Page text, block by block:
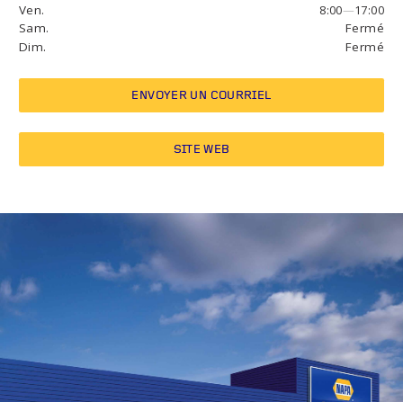
Ven.
8:00—17:00
Sam.
Fermé
Dim.
Fermé
ENVOYER UN COURRIEL
SITE WEB